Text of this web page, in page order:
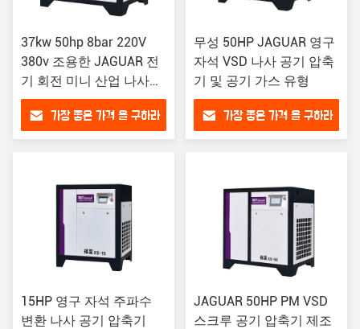
37kw 50hp 8bar 220V
380v 조용한 JAGUAR 전
기 회전 미니 산업 나사형
공기 압축기
가장 좋은 가격 을 구하라
무성 50HP JAGUAR 영구
자석 VSD 나사 공기 압축
기 및 공기 가스 유형
가장 좋은 가격 을 구하라
15HP 영구 자석 주파수
변환 나사 공기 압축기
JAGUAR 50HP PM VSD
스크루 공기 압축기 제조